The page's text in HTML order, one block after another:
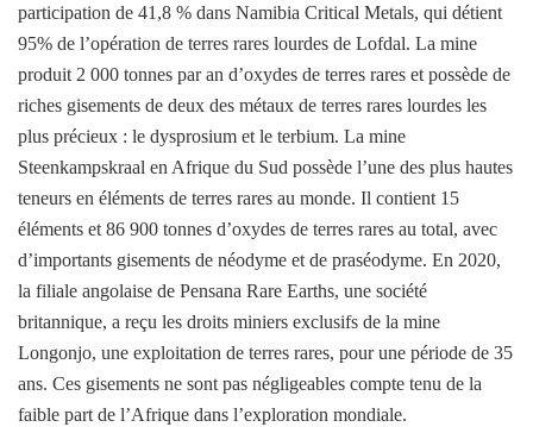
participation de 41,8 % dans Namibia Critical Metals, qui détient
95% de l’opération de terres rares lourdes de Lofdal. La mine
produit 2 000 tonnes par an d’oxydes de terres rares et possède de
riches gisements de deux des métaux de terres rares lourdes les
plus précieux : le dysprosium et le terbium. La mine
Steenkampskraal en Afrique du Sud possède l’une des plus hautes
teneurs en éléments de terres rares au monde. Il contient 15
éléments et 86 900 tonnes d’oxydes de terres rares au total, avec
d’importants gisements de néodyme et de praséodyme. En 2020,
la filiale angolaise de Pensana Rare Earths, une société
britannique, a reçu les droits miniers exclusifs de la mine
Longonjo, une exploitation de terres rares, pour une période de 35
ans. Ces gisements ne sont pas négligeables compte tenu de la
faible part de l’Afrique dans l’exploration mondiale.